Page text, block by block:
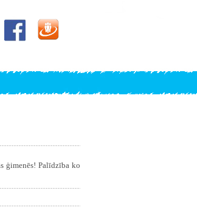
ģimenēs! Palīdzība ko